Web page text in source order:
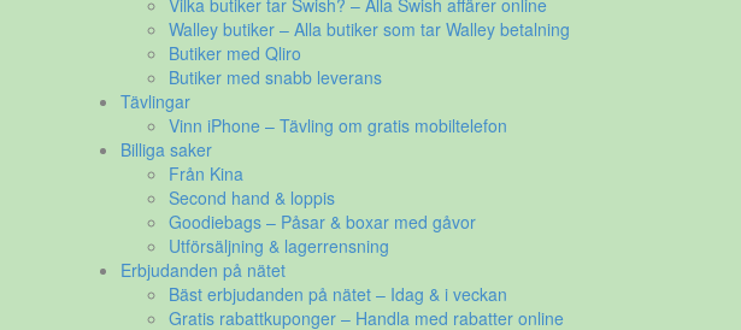
Vilka butiker tar Swish? – Alla Swish affärer online
Walley butiker – Alla butiker som tar Walley betalning
Butiker med Qliro
Butiker med snabb leverans
Tävlingar
Vinn iPhone – Tävling om gratis mobiltelefon
Billiga saker
Från Kina
Second hand & loppis
Goodiebags – Påsar & boxar med gåvor
Utförsäljning & lagerrensning
Erbjudanden på nätet
Bäst erbjudanden på nätet – Idag & i veckan
Gratis rabattkuponger – Handla med rabatter online